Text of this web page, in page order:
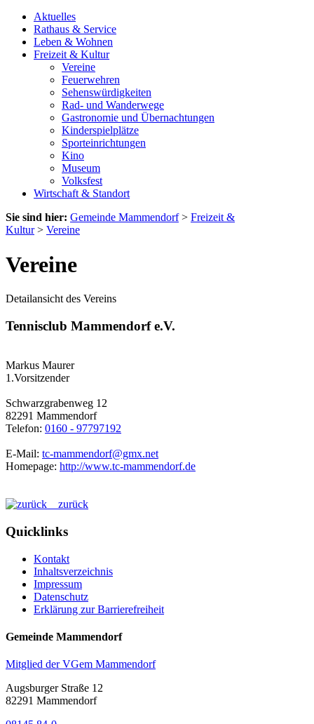
Aktuelles
Rathaus & Service
Leben & Wohnen
Freizeit & Kultur
Vereine
Feuerwehren
Sehenswürdigkeiten
Rad- und Wanderwege
Gastronomie und Übernachtungen
Kinderspielplätze
Sporteinrichtungen
Kino
Museum
Volksfest
Wirtschaft & Standort
Sie sind hier: Gemeinde Mammendorf> Freizeit &
Kultur> Vereine
Vereine
Detailansicht des Vereins
Tennisclub Mammendorf e.V.
Markus Maurer
1.Vorsitzender
Schwarzgrabenweg 12
82291 Mammendorf
Telefon: 0160 - 97797192
E-Mail: tc-mammendorf@gmx.net
Homepage: http://www.tc-mammendorf.de
zurück
Quicklinks
Kontakt
Inhaltsverzeichnis
Impressum
Datenschutz
Erklärung zur Barrierefreiheit
Gemeinde Mammendorf
Mitglied der VGem Mammendorf
Augsburger Straße 12
82291 Mammendorf